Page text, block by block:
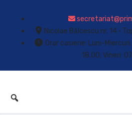
Nicolae Bălcescu nr. 14 •
Orar casierie: Luni-
18.00; Vineri: